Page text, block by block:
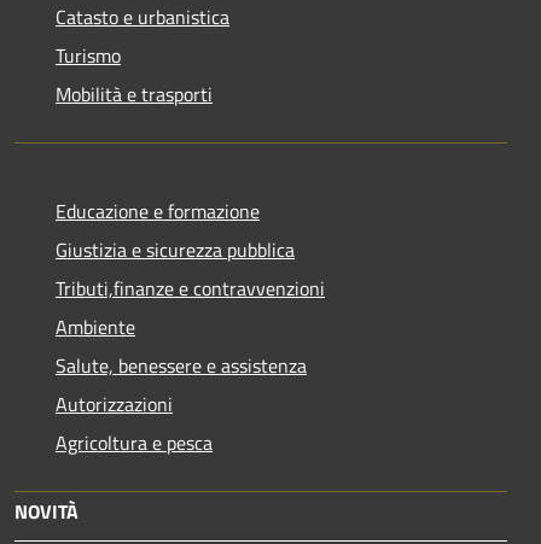
Catasto e urbanistica
Turismo
Mobilità e trasporti
Educazione e formazione
Giustizia e sicurezza pubblica
Tributi,finanze e contravvenzioni
Ambiente
Salute, benessere e assistenza
Autorizzazioni
Agricoltura e pesca
NOVITÀ